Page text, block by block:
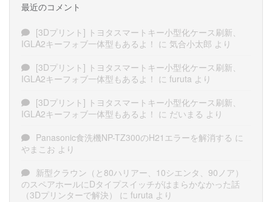
最近のコメント
[3Dプリント] トヨタスマートキー小型化ケース刷新、
IGLA2キーフォブ一体型もあるよ！ に 気合小太郎 より
[3Dプリント] トヨタスマートキー小型化ケース刷新、
IGLA2キーフォブ一体型もあるよ！ に furuta より
[3Dプリント] トヨタスマートキー小型化ケース刷新、
IGLA2キーフォブ一体型もあるよ！ に だいまる より
Panasonic食洗機NP-TZ300のH21エラーを解消する に
やまこお より
新型クラウン（と80ハリアー、10シエンタ、90ノア）
のスペアホールにDタイプスイッチがはまらかなかった話
（3Dプリンターで解決）
に furuta より